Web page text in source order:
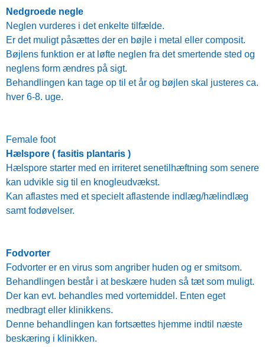
Nedgroede negle
Neglen vurderes i det enkelte tilfælde.
Er det muligt påsættes der en bøjle i metal eller composit.
Bøjlens funktion er at løfte neglen fra det smertende sted og
neglens form ændres på sigt.
Behandlingen kan tage op til et år og bøjlen skal justeres ca.
hver 6-8. uge.
Female foot
Hælspore ( fasitis plantaris )
Hælspore starter med en irriteret senetilhæftning som senere
kan udvikle sig til en knogleudvækst.
Kan aflastes med et specielt aflastende indlæg/hælindlæg
samt fodøvelser.
Fodvorter
Fodvorter er en virus som angriber huden og er smitsom.
Behandlingen består i at beskære huden så tæt som muligt.
Der kan evt. behandles med vortemiddel. Enten eget
medbragt eller klinikkens.
Denne behandlingen kan fortsættes hjemme indtil næste
beskæring i klinikken.